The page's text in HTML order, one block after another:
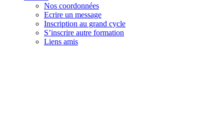
Nos coordonnées
Ecrire un message
Inscription au grand cycle
S’inscrire autre formation
Liens amis